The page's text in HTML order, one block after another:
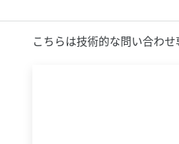
こちらは技術的な問い合わ